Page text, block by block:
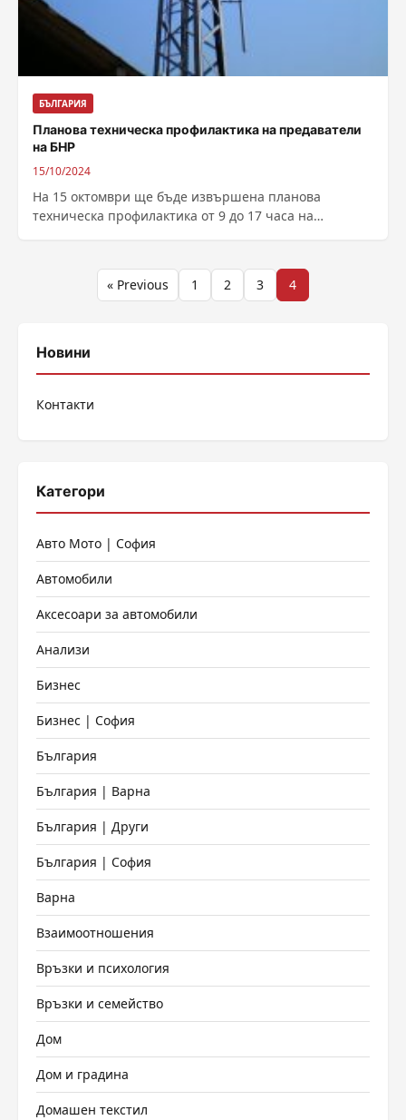
БЪЛГАРИЯ
Планова техническа профилактика на предаватели
на БНР
15/10/2024
На 15 октомври ще бъде извършена планова
техническа профилактика от 9 до 17 часа на
Разделяне
публикациите
« Previous 1 2 3 4
Новини
Контакти
Категори
Авто Мото | София
Автомобили
Аксесоари за автомобили
Анализи
Бизнес
Бизнес | София
България
България | Варна
България | Други
България | София
Варна
Взаимоотношения
Връзки и психология
Връзки и семейство
Дом
Дом и градина
Домашен текстил